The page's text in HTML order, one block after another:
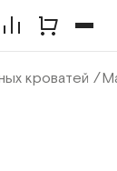
кроватей